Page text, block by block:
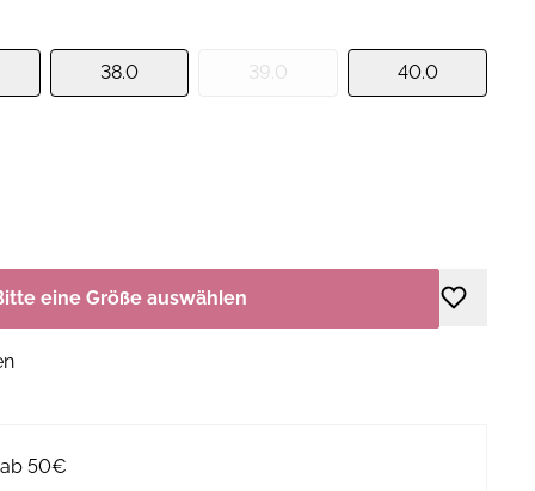
38.0 39.0 40.0
eine Größe auswählen
50€